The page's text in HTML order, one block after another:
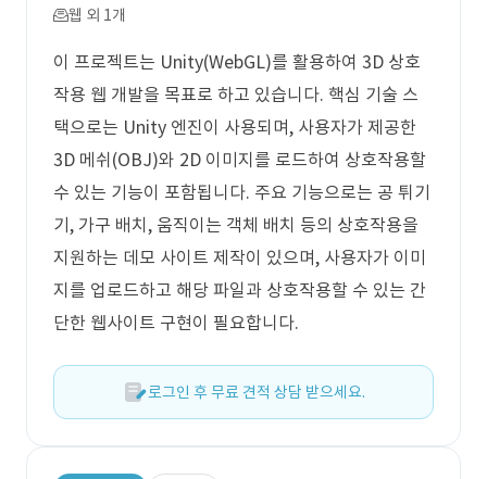
웹 외 1개
이 프로젝트는 Unity(WebGL)를 활용하여 3D 상호
작용 웹 개발을 목표로 하고 있습니다. 핵심 기술 스
택으로는 Unity 엔진이 사용되며, 사용자가 제공한
3D 메쉬(OBJ)와 2D 이미지를 로드하여 상호작용할
수 있는 기능이 포함됩니다. 주요 기능으로는 공 튀기
기, 가구 배치, 움직이는 객체 배치 등의 상호작용을
지원하는 데모 사이트 제작이 있으며, 사용자가 이미
지를 업로드하고 해당 파일과 상호작용할 수 있는 간
단한 웹사이트 구현이 필요합니다.
로그인 후 무료 견적 상담 받으세요.